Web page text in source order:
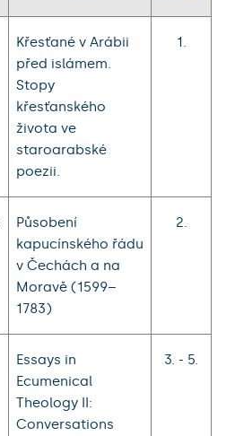
Křesťané v Arábii
před islámem.
Stopy
křesťanského
života ve
staroarabské
poezii.
1.
Působení
kapucínského řádu
v Čechách a na
Moravě (1599–
1783)
2.
Essays in
Ecumenical
Theology II:
Conversations
3. - 5.